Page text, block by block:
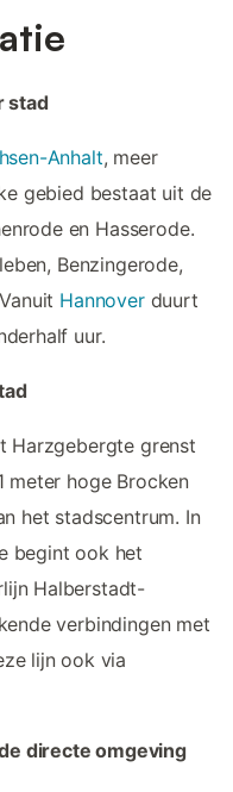
stad
Anhalt, meer
gebied bestaat uit de
en Hasserode.
Benzingerode,
Hannoverduurt
uur.
Harzgebergte grenst
meter hoge Brocken
het stadscentrum. In
begint ook het
Halberstadt-
verbindingen met
lijn ook via
directe omgeving